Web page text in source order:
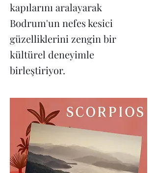
kapılarını aralayarak
Bodrum'un nefes kesici
güzelliklerini zengin bir
kültürel deneyimle
birleştiriyor.